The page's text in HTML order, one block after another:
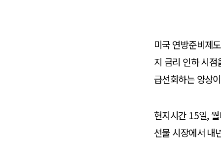
미국 연방준비제
지 금리 인하 시
급선회하는 양상
현지시간 15일,
선물 시장에서 내